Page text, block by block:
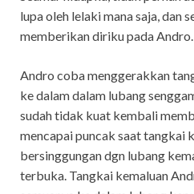
lupa oleh lelaki mana saja, dan
memberikan diriku pada Andro.
Andro coba menggerakkan
ke dalam dalam lubang
sudah tidak kuat kembali
mencapai puncak saat tangkai
bersinggungan dgn lubang
terbuka. Tangkai kemaluan